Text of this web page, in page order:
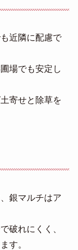
近隣に配慮で
場でも安定し
寄せと除草を
銀マルチはア
破れにくく、
す。